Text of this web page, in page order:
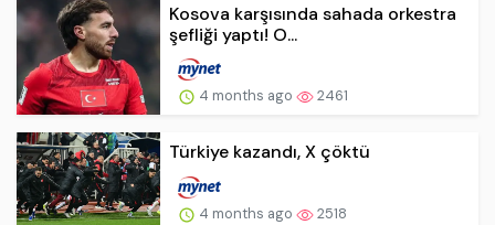
Kosova karşısında sahada orkestra
şefliği yaptı! O...
4 months ago 2461
Türkiye kazandı, X çöktü
4 months ago 2518